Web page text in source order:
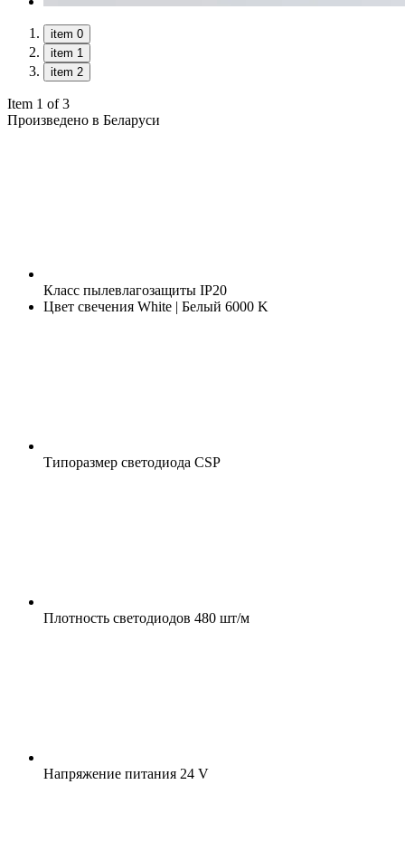
item 0
item 1
item 2
Item 1 of 3
Произведено в Беларуси
Класс пылевлагозащиты IP20
Цвет свечения White | Белый 6000 K
Типоразмер светодиода CSP
Плотность светодиодов 480 шт/м
Напряжение питания 24 V